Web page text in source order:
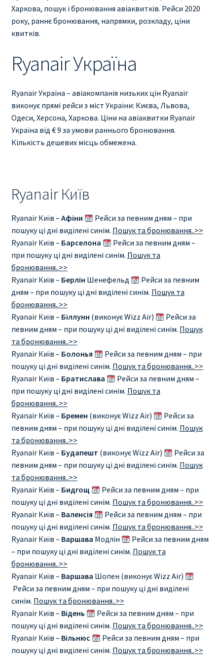
Ryanair изменить дату
Ryanair изменить фамилию
Ryanair Испания
RYANAIR КУПИТЬ БИЛЕТЫ ENGLISH
Ryanair направления, акции
Ryanair ошибка в фамилии, имени
Ryanair пересадки
RYANAIR ПОДГОРИЦА, ЧЕРНОГОРИЯ
Ryanair Польша
RYANAIR ПОРТУГАЛИЯ
RYANAIR ПОСАДОЧНЫЙ ТАЛОН – BOARDING PASS
Ryanair Россия
RYANAIR ТЕЛЬ-АВИВ, ЭЙЛАТ, ИЗРАИЛЬ
RYANAIR УКРАИНА | АВИАБИЛЕТЫ ОТ €15
Ryanair Україна из Киева, Одессы, Львова, Харькова,
Херсона от € 15
RYANAIR.COM НА РУССКОМ – кнфтфшкюсщь
Авиабилеты Ryanair на Тенерифе от €15
АВИАБИЛЕТЫ RYANAIR ОТ € 12
АВИАБИЛЕТЫ ВИЛЬНЮС БАРСЕЛОНА
АВИАБИЛЕТЫ ХЕЛЬСИНКИ МИЛАН
Акции RYANAIR из Варшавы
Акции RYANAIR из Вильнюса
Акции RYANAIR из Каунаса
Харкова, пошук і бронювання авіаквитків. Рейси 2020
року, раннє бронювання, напрямки, розкладу, ціни
квитків.
Ryanair Україна
Ryanair Україна – авіакомпанія низьких цін Ryanair
виконує прямі рейси з міст України: Києва, Львова,
Одеси, Херсона, Харкова. Ціни на авіаквитки Ryanair
Україна від € 9 за умови раннього бронювання.
Кількість дешевих місць обмежена.
Ryanair Київ
Ryanair Київ – Афіни
Рейси за певним дням – при
пошуку ці дні виділені синім. Пошук та бронювання..>>
Ryanair Київ – Барселона
Рейси за певним дням –
при пошуку ці дні виділені синім. Пошук та
бронювання..>>
Ryanair Київ – Берлін Шенефельд
Рейси за певним
дням – при пошуку ці дні виділені синім. Пошук та
бронювання..>>
Ryanair Київ – Біллунн (виконує Wizz Air)
Рейси за
певним дням – при пошуку ці дні виділені синім. Пошук
та бронювання..>>
Ryanair Київ – Болонья
Рейси за певним дням – при
пошуку ці дні виділені синім. Пошук та бронювання..>>
Ryanair Київ – Братислава
Рейси за певним дням –
при пошуку ці дні виділені синім. Пошук та
бронювання..>>
Ryanair Київ – Бремен (виконує Wizz Air)
Рейси за
певним дням – при пошуку ці дні виділені синім. Пошук
та бронювання..>>
Ryanair Київ – Будапешт (виконує Wizz Air)
Рейси за
певним дням – при пошуку ці дні виділені синім. Пошук
та бронювання..>>
Ryanair Київ – Бидгощ
Рейси за певним дням – при
пошуку ці дні виділені синім. Пошук та бронювання..>>
Ryanair Київ – Валенсія
Рейси за певним дням – при
пошуку ці дні виділені синім. Пошук та бронювання..>>
Ryanair Київ – Варшава Модлін
Рейси за певним дням
– при пошуку ці дні виділені синім. Пошук та
бронювання..>>
Ryanair Київ – Варшава Шопен (виконує Wizz Air)
Рейси за певним дням – при пошуку ці дні виділені
синім. Пошук та бронювання..>>
Ryanair Київ – Відень
Рейси за певним дням – при
пошуку ці дні виділені синім. Пошук та бронювання..>>
Ryanair Київ – Вільнюс
Рейси за певним дням – при
пошуку ці дні виділені синім. Пошук та бронювання..>>